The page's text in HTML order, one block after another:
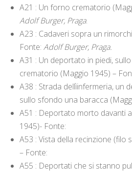
A21 : Un forno crematorio
Adolf Burger, Praga.
A23 : Cadaveri sopra un
Fonte: Adolf Burger, Praga.
A31 : Un deportato in piedi,
crematorio (Maggio 1945) –
A38 : Strada dellìinfermeria, un
sullo sfondo una baracca
A51 : Deportato morto davanti
1945)- Fonte:
A53 : Vista della recinzione (filo
– Fonte:
A55 : Deportati che si stanno